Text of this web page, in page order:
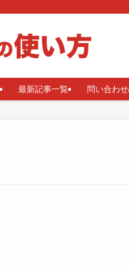
最新記事一覧 問い合わせ